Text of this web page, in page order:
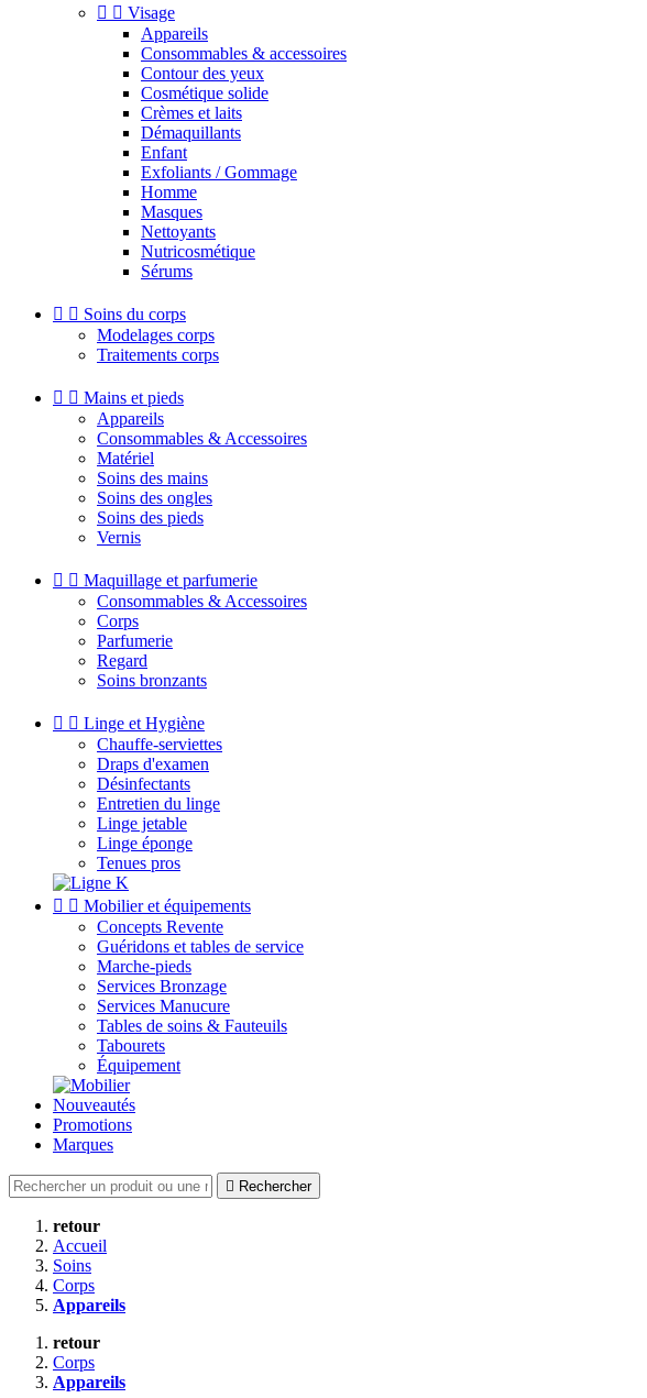
  Visage
Appareils
Consommables & accessoires
Contour des yeux
Cosmétique solide
Crèmes et laits
Démaquillants
Enfant
Exfoliants / Gommage
Homme
Masques
Nettoyants
Nutricosmétique
Sérums
  Soins du corps
Modelages corps
Traitements corps
  Mains et pieds
Appareils
Consommables & Accessoires
Matériel
Soins des mains
Soins des ongles
Soins des pieds
Vernis
  Maquillage et parfumerie
Consommables & Accessoires
Corps
Parfumerie
Regard
Soins bronzants
  Linge et Hygiène
Chauffe-serviettes
Draps d'examen
Désinfectants
Entretien du linge
Linge jetable
Linge éponge
Tenues pros
  Mobilier et équipements
Concepts Revente
Guéridons et tables de service
Marche-pieds
Services Bronzage
Services Manucure
Tables de soins & Fauteuils
Tabourets
Équipement
Nouveautés
Promotions
Marques
 Rechercher
retour
Accueil
Soins
Corps
Appareils
retour
Corps
Appareils